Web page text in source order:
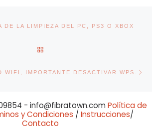
DE LA LIMPIEZA DEL PC, PS3 O XBOX
WIFI, IMPORTANTE DESACTIVAR WPS.
- info@fibratown.com Política de
y Condiciones / Instrucciones/
Contacto